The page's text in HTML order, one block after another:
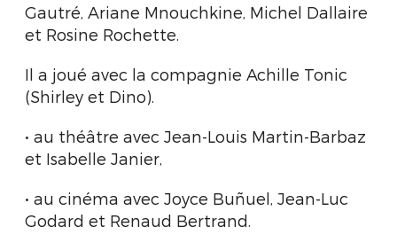
Gautré, Ariane Mnouchkine, Michel Dallaire
et Rosine Rochette.
Il a joué avec la compagnie Achille Tonic
(Shirley et Dino).
• au théâtre avec Jean-Louis Martin-Barbaz
et Isabelle Janier,
• au cinéma avec Joyce Buñuel, Jean-Luc
Godard et Renaud Bertrand.